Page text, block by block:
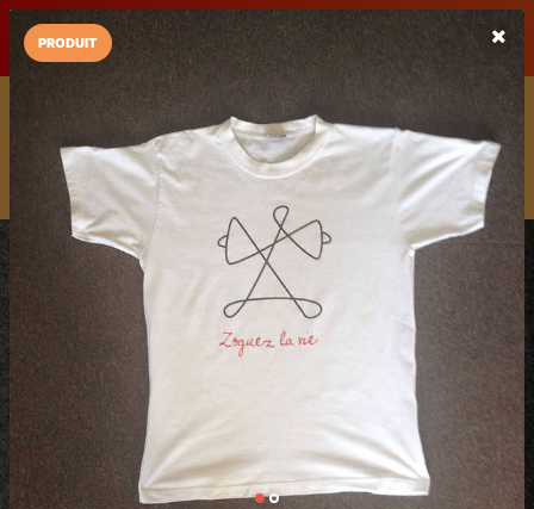
LaCarte Play Store
Installez l'App LaCarte
Téléchargez gratuitement l'app LaCarte pour suivre vos
commerces favoris et ne rien rater !
Télécharger Plus tard
PRODUIT